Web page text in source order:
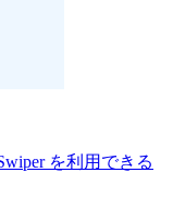
を利用できる